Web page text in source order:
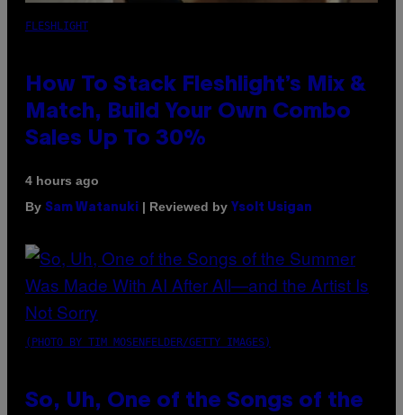
FLESHLIGHT
How To Stack Fleshlight’s Mix &
Match, Build Your Own Combo
Sales Up To 30%
4 hours ago
By Sam Watanuki | Reviewed by Ysolt Usigan
(PHOTO BY TIM MOSENFELDER/GETTY IMAGES)
So, Uh, One of the Songs of the